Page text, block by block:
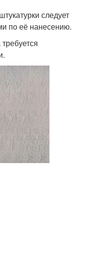
следует
по её нанесению.